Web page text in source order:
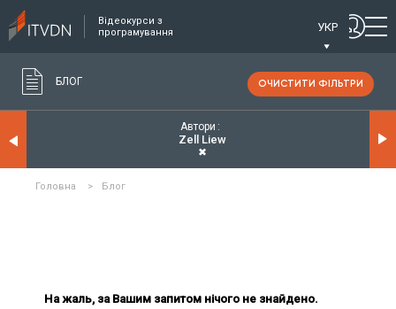
Відеокурси з
програмування
УКР
БЛОГ ОЧИСТИТИ ФІЛЬТРИ
Автори
Zell Liew
✖
Головна > Блог
На жаль, за Вашим запитом нічого не знайдено.